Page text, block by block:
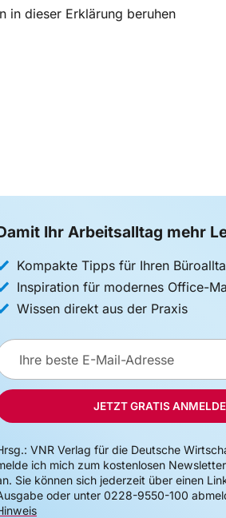
in dieser Erklärung beruhen
Ihr Arbeitsalltag mehr
Kompakte Tipps für Ihren
Inspiration für modernes Office-
Wissen direkt aus der Praxis
E-
Adresse
JETZT GRATIS
VNR Verlag für die Deutsche
ich mich zum kostenlosen
Sie können sich jederzeit über einen
oder unter 0228-9550-100